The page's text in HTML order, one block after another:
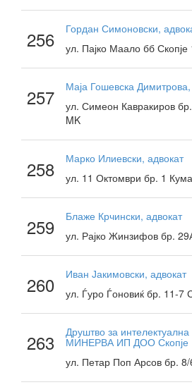
256
Гордан Симоновски,
ул. Пајко Маало бб Скопје
257
Маја Гошевска Димитрова,
ул. Симеон Кавракиров
MK
258
Марко Илиевски, адвокат
ул. 11 Октомври бр. 1
259
Блаже Крчински, адвокат
ул. Рајко Жинзифов бр.
260
Иван Јакимовски, адвокат
ул. Ѓуро Ѓоновиќ бр. 11-7
263 Друштво за интелектуална
МИНЕРВА ИП ДОО Скопје
ул. Петар Поп Арсов бр.